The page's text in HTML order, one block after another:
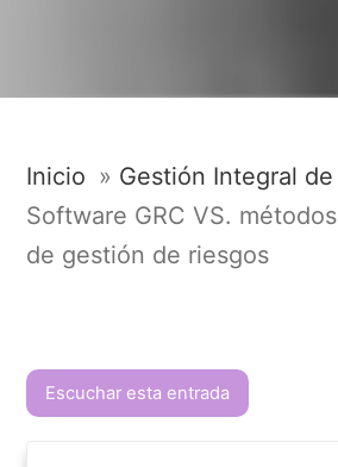
Inicio » Gestión Integral
Software GRC VS.
de gestión de riesgos
Escuchar esta entrada